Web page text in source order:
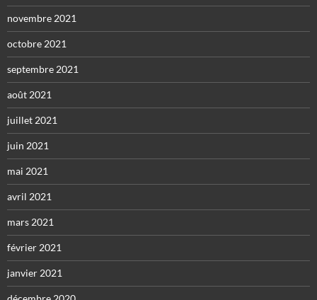
novembre 2021
octobre 2021
septembre 2021
août 2021
juillet 2021
juin 2021
mai 2021
avril 2021
mars 2021
février 2021
janvier 2021